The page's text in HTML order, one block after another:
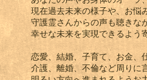
現在過去未来の様子や、お悩
守護霊さんからの声も聴きな
幸せな未来を実現できるよう
恋愛、結婚、子育て、お金、
介護、離婚、不倫など周りに